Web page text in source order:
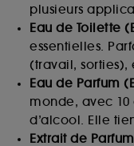
plusieurs
Eau de Toilette
essentielles.
(travail, sorties),
Eau de Parfum
monde, avec 10
d’alcool. Elle
Extrait de